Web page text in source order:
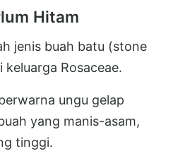
Hitam
jenis buah batu (stone
Rosaceae.
ungu gelap
yang manis-asam,
tinggi.